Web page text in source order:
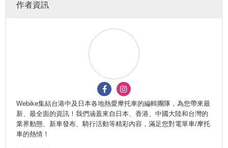
作者資訊
Webike集結台港中及日本各地熱愛摩托車的編輯團隊，為您帶來最
新、最全面的資訊！我們涵蓋來自日本、香港、中國大陸和台灣的
業界動態、新車發布、騎行活動等精彩內容，滿足您對電單車/摩托
車的熱情！